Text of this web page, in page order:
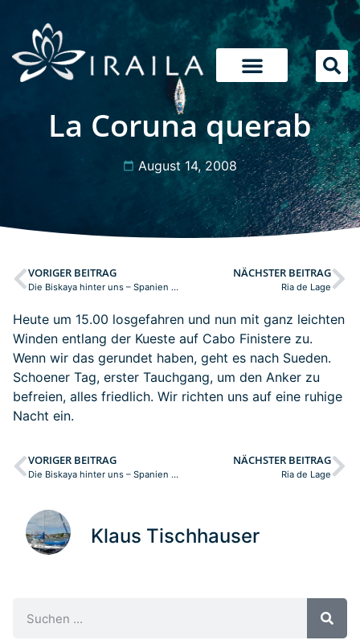
La Coruna querab
August 14, 2008
VORIGER BEITRAG
Die Biskaya hinter uns – Spanien vor uns
NÄCHSTER BEITRAG
Ria de Lage
Heute um 15.00 losgefahren und nun mit ganz leichten
Winden entlang der Kueste auf Cabo Finistere zu.
Wenn wir das gerundet haben, geht es nach Sueden.
Schoener Tag, erster Tauchgang, um den Anker zu
befreien, alles friedlich. Wir richten uns auf eine ruhige
Nacht ein.
VORIGER BEITRAG
Die Biskaya hinter uns – Spanien vor uns
NÄCHSTER BEITRAG
Ria de Lage
Klaus Tischhauser